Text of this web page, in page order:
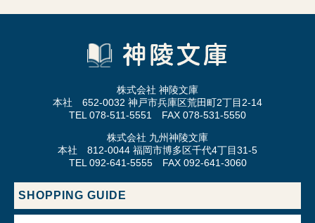
株式会社 神陵文庫
本社 652-0032 神戸市兵庫区荒田町2丁目2-14
TEL 078-511-5551 FAX 078-531-5550
株式会社 九州神陵文庫
本社 812-0044 福岡市博多区千代4丁目31-5
TEL 092-641-5555 FAX 092-641-3060
SHOPPING GUIDE